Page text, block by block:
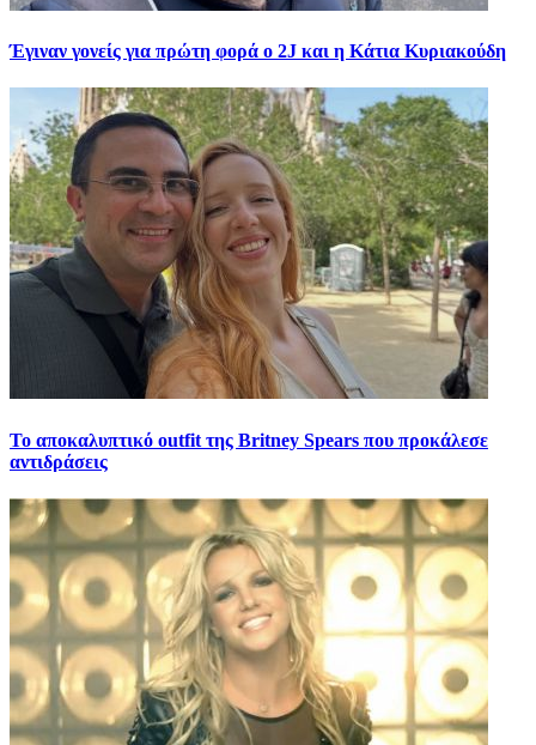
Έγιναν γονείς για πρώτη φορά ο 2J και η Κάτια Κυριακούδη
Το αποκαλυπτικό outfit της Britney Spears που προκάλεσε
αντιδράσεις